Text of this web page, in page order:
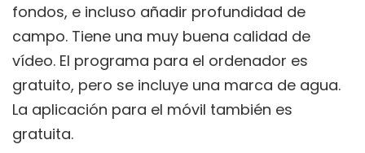
fondos, e incluso añadir profundidad de
campo. Tiene una muy buena calidad de
vídeo. El programa para el ordenador es
gratuito, pero se incluye una marca de agua.
La aplicación para el móvil también es
gratuita.